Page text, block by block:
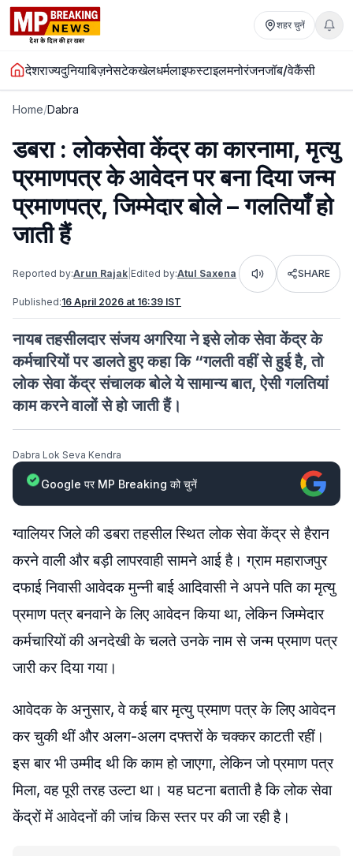
शहर चुनें
देशराज्यदुनियाबिज़नेसटेकखेलधर्मलाइफस्टाइलमनोरंजनजॉब/वेकैंसी
Home/Dabra
डबरा : लोकसेवा केंद्र का कारनामा, मृत्यु
प्रमाणपत्र के आवेदन पर बना दिया जन्म
प्रमाणपत्र, जिम्मेदार बोले – गलतियाँ हो
जाती हैं
Reported by:Arun Rajak Edited by:Atul Saxena Listen SHARE
Published:16 April 2026 at 16:39 IST
नायब तहसीलदार संजय अगरिया ने इसे लोक सेवा केंद्र के
कर्मचारियों पर डालते हुए कहा कि “गलती वहीं से हुई है, तो
लोक सेवा केंद्र संचालक बोले ये सामान्य बात, ऐसी गलतियां
काम करने वालों से हो जाती हैं।
Dabra Lok Seva Kendra
Google पर MP Breaking को चुनें
ग्वालियर जिले की डबरा तहसील स्थित लोक सेवा केंद्र से हैरान
करने वाली और बड़ी लापरवाही सामने आई है। ग्राम महाराजपुर
दफाई निवासी आवेदक मुन्नी बाई आदिवासी ने अपने पति का मृत्यु
प्रमाण पत्र बनवाने के लिए आवेदन किया था, लेकिन जिम्मेदार
कर्मचारियों की अनदेखी के चलते उनके नाम से जन्म प्रमाण पत्र
जारी कर दिया गया।
आवेदक के अनुसार, वे कई बार मृत्यु प्रमाण पत्र के लिए आवेदन
कर चुकी थीं और अलग-अलग दफ्तरों के चक्कर काटती रहीं।
इस बार भी उम्मीद थी कि काम हो जाएगा, लेकिन जो प्रमाण पत्र
मिला, वह पूरी तरह उल्टा था। यह घटना बताती है कि लोक सेवा
केंद्रों में आवेदनों की जांच किस स्तर पर की जा रही है।